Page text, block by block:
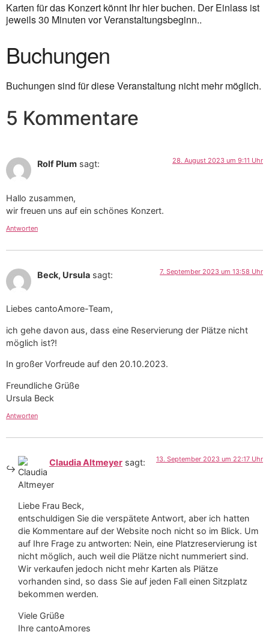
Karten für das Konzert könnt Ihr hier buchen. Der Einlass ist
jeweils 30 Minuten vor Veranstaltungsbeginn..
Buchungen
Buchungen sind für diese Veranstaltung nicht mehr möglich.
5 Kommentare
Rolf Plum sagt: 28. August 2023 um 9:11 Uhr
Hallo zusammen,
wir freuen uns auf ein schönes Konzert.
Antworten
Beck, Ursula sagt: 7. September 2023 um 13:58 Uhr
Liebes cantoAmore-Team,
ich gehe davon aus, dass eine Reservierung der Plätze nicht
möglich ist?!
In großer Vorfreude auf den 20.10.2023.
Freundliche Grüße
Ursula Beck
Antworten
Claudia Altmeyer sagt: 13. September 2023 um 22:17 Uhr
Liebe Frau Beck,
entschuldigen Sie die verspätete Antwort, aber ich hatten
die Kommentare auf der Website noch nicht so im Blick. Um
auf Ihre Frage zu antworten: Nein, eine Platzreservierung ist
nicht möglich, auch weil die Plätze nicht nummeriert sind.
Wir verkaufen jedoch nicht mehr Karten als Plätze
vorhanden sind, so dass Sie auf jeden Fall einen Sitzplatz
bekommen werden.
Viele Grüße
Ihre cantoAmores